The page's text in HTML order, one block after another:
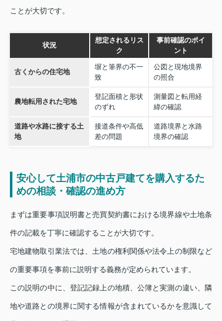
ことが大切です。
状況
想定されるリス
ク
事前確認のポイ
ント
古くからの住宅地
塀と筆界の不一
致
公図と現地境界
の照合
農地転用された宅地
登記面積と形状
のずれ
測量図と転用経
緯の確認
道路や水路に接する土
地
接道条件や高低
差の問題
道路境界と水路
境界の確認
安心して土浦市の中古戸建てを購入するた
めの相談・確認の進め方
まずは重要事項説明書と売買契約書における境界線や土地条
件の記載を丁寧に確認することが大切です。
宅地建物取引業法では、土地の権利関係や法令上の制限など
の重要事項を事前に説明する義務が定められています。
この説明の中に、登記記録上の地積、公簿と実測の違い、隣
地や道路との境界に関する情報が含まれているかを意識して